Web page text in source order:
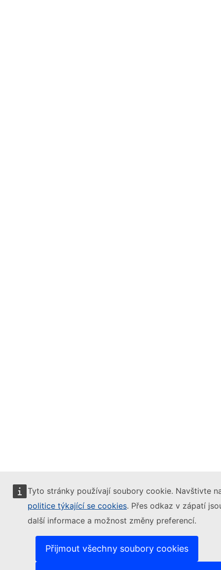
Tyto stránky používají soubory cookie. Navštivte
politice týkající se cookies. Přes odkaz v zápatí
další informace a možnost změny preferencí.
Přijmout všechny soubory cookies